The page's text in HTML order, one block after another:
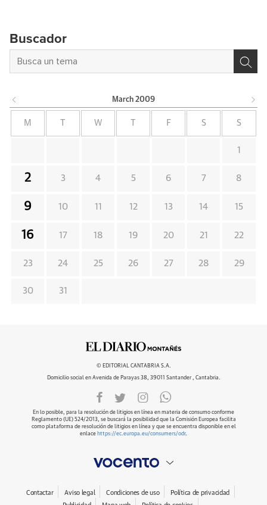
Buscador
March 2009
M W F S S
1
2 3 4 5 6 7 8
9 10 11 12 13 14 15
16 17 18 19 20 21 22
23 24 25 26 27 28 29
30 31
© EDITORIAL CANTABRIA S.A.
Domicilio social en Avenida de Parayas 38, 39011 Santander , Cantabria.
En lo posible, para la resolución de litigios en línea en materia de consumo conforme
Reglamento (UE) 524/2013, se buscará la posibilidad que la Comisión Europea facilita
como plataforma de resolución de litigios en línea y que se encuentra disponible en el
enlace https://ec.europa.eu/consumers/odr.
Contactar Aviso legal Condiciones de uso
Política de privacidad